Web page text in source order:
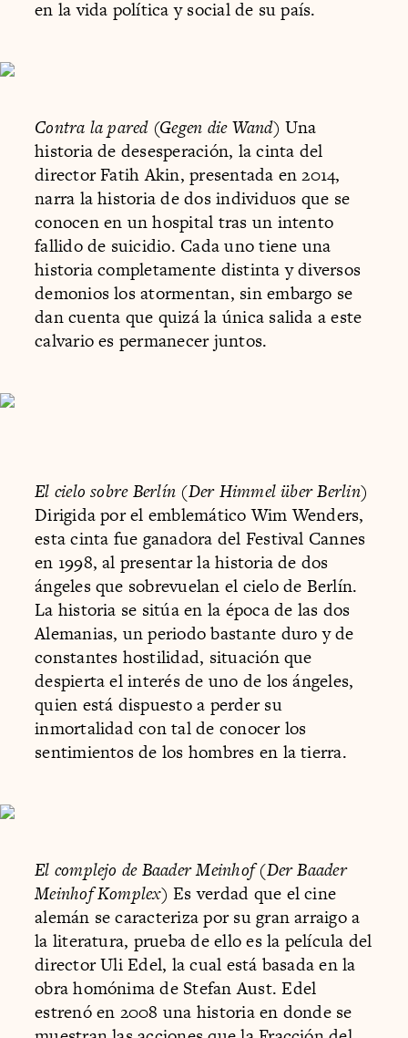
en la vida política y social de su país.
Contra la pared (Gegen die Wand) Una
historia de desesperación, la cinta del
director Fatih Akin, presentada en 2014,
narra la historia de dos individuos que se
conocen en un hospital tras un intento
fallido de suicidio. Cada uno tiene una
historia completamente distinta y diversos
demonios los atormentan, sin embargo se
dan cuenta que quizá la única salida a este
calvario es permanecer juntos.
El cielo sobre Berlín (Der Himmel über Berlin)
Dirigida por el emblemático Wim Wenders,
esta cinta fue ganadora del Festival Cannes
en 1998, al presentar la historia de dos
ángeles que sobrevuelan el cielo de Berlín.
La historia se sitúa en la época de las dos
Alemanias, un periodo bastante duro y de
constantes hostilidad, situación que
despierta el interés de uno de los ángeles,
quien está dispuesto a perder su
inmortalidad con tal de conocer los
sentimientos de los hombres en la tierra.
El complejo de Baader Meinhof (Der Baader
Meinhof Komplex) Es verdad que el cine
alemán se caracteriza por su gran arraigo a
la literatura, prueba de ello es la película del
director Uli Edel, la cual está basada en la
obra homónima de Stefan Aust. Edel
estrenó en 2008 una historia en donde se